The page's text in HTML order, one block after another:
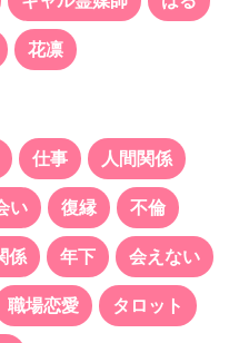
花凛
仕事 人間関係
い 復縁 不倫
係 年下 会えない
職場恋愛 タロット